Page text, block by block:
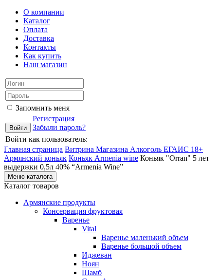
О компании
Каталог
Оплата
Доставка
Контакты
Как купить
Наш магазин
Запомнить меня
Регистрация
Забыли пароль?
Войти как пользователь:
Главная страница Витрина Магазина Алкоголь ЕГАИС 18+
Армянский коньяк Коньяк Armenia wine Коньяк "Orran" 5 лет
выдержки 0,5л 40% “Armenia Wine”
Меню каталога
Каталог товаров
Армянские продукты
Консервация фруктовая
Варенье
Vital
Варенье маленький объем
Варенье большой объем
Иджеван
Ноян
Шамб